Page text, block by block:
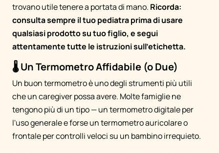
trovano utile tenere a portata di mano. Ricorda:
consulta sempre il tuo pediatra prima di usare
qualsiasi prodotto su tuo figlio, e segui
attentamente tutte le istruzioni sull'etichetta.
🌡️ Un Termometro Affidabile (o Due)
Un buon termometro è uno degli strumenti più utili
che un caregiver possa avere. Molte famiglie ne
tengono più di un tipo — un termometro digitale per
l'uso generale e forse un termometro auricolare o
frontale per controlli veloci su un bambino irrequieto.